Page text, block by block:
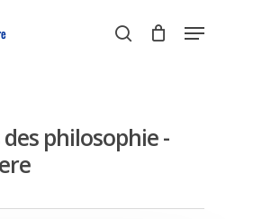
search
Menu
philosophie -